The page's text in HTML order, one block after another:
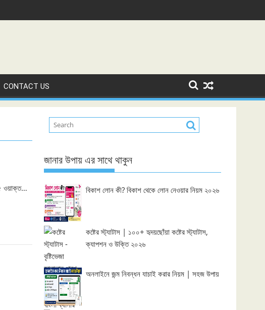
CONTACT US
৫ ওয়াক্ত…
জানার উপায় এর সাথে থাকুন
বিকাশ লোন কী? বিকাশ থেকে লোন নেওয়ার নিয়ম ২০২৬
কষ্টের স্ট্যাটাস | ১০০+ হৃদয়ছোঁয়া কষ্টের স্ট্যাটাস,
ক্যাপশন ও উক্তি ২০২৬
অনলাইনে জন্ম নিবন্ধন যাচাই করার নিয়ম | সহজ উপায়